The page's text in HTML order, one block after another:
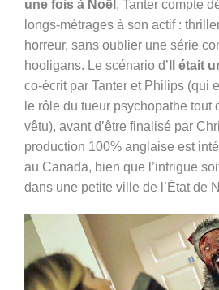
une fois à Noël , Tanter compte
longs-métrages à son actif :
horreur, sans oublier une série
hooligans. Le scénario d’ Il était
co-écrit par Tanter et Philips (qui
le rôle du tueur psychopathe tout
vêtu), avant d’être finalisé par
production 100% anglaise est
au Canada, bien que l’intrigue
dans une petite ville de l’État de